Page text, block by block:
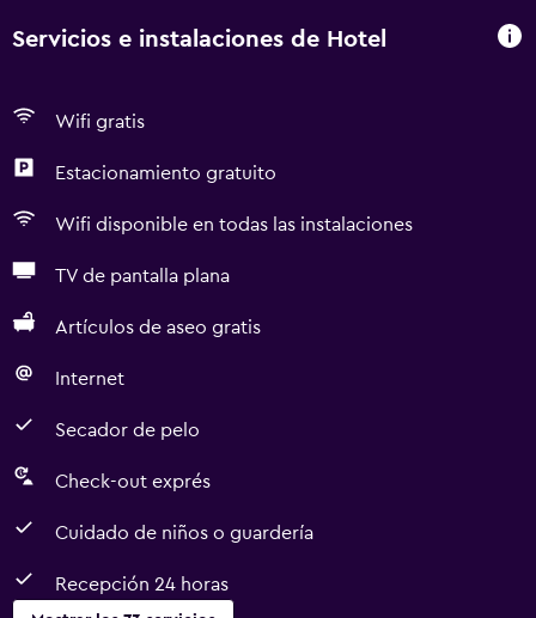
Servicios e instalaciones de Hotel
Wifi gratis
Estacionamiento gratuito
Wifi disponible en todas las instalaciones
TV de pantalla plana
Artículos de aseo gratis
Internet
Secador de pelo
Check-out exprés
Cuidado de niños o guardería
Recepción 24 horas